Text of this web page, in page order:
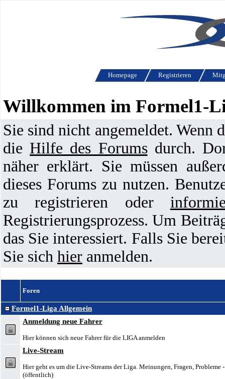
Homepage Registrieren
Willkommen im Formel1-
Sie sind nicht angemeldet. Wenn
die Hilfe des Forumsdurch.
näher erklärt. Sie müssen
dieses Forums zu nutzen.
zu registrieren oder
Registrierungsprozess. Um
das Sie interessiert. Falls Sie
Sie sich hier anmelden.
Foren
Formel1-Liga Allgemein
Anmeldung neue Fahrer
Hier können sich neue Fahrer für die LIGA anmelden
Live-Stream
Hier geht es um die Live-Streams der Liga. Meinungen, Fragen, Probleme
(öffentlich)